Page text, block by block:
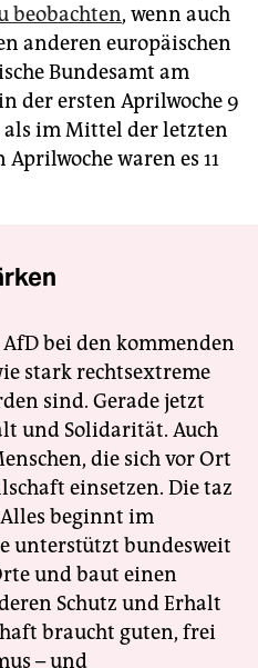
beobachten, wenn auch
anderen europäischen
Bundesamt am
der ersten Aprilwoche 9
als im Mittel der letzten
waren es 11
bei den kommenden
stark rechtsextreme
sind. Gerade jetzt
und Solidarität. Auch
die sich vor Ort
einsetzen. Die taz
beginnt im
unterstützt bundesweit
und baut einen
Schutz und Erhalt
braucht guten, frei
– und